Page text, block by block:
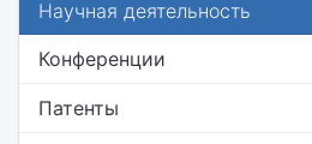
Научная деятельность
Конференции
Патенты